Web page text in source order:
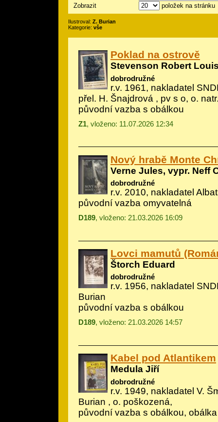
Zobrazit
položek na stránku
Ilustroval: Z. Burian
Kategorie: vše
Poklad na ostrově
Stevenson Robert
dobrodružné
r.v. 1961, nakladatel
přel. H. Šnajdrová , pv s o, o.
původní vazba s obálkou
Z1, vloženo: 11.07.2026 12:34
Nový hrabě Monte
Verne Jules, vypr. Neff
dobrodružné
r.v. 2010, nakladatel
původní vazba omyvatelná
D189, vloženo: 21.03.2026 16:09
Lovci mamutů
Štorch Eduard
dobrodružné
r.v. 1956, nakladatel
Burian
původní vazba s obálkou
D189, vloženo: 21.03.2026 14:57
Kabel pod Atlantikem
Medula Jiří
dobrodružné
r.v. 1949, nakladatel V.
Burian , o. poškozená,
původní vazba s obálkou,